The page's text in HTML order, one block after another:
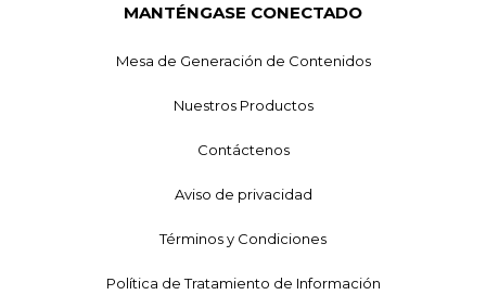
MANTÉNGASE CONECTADO
Mesa de Generación de Contenidos
Nuestros Productos
Contáctenos
Aviso de privacidad
Términos y Condiciones
Política de Tratamiento de Información